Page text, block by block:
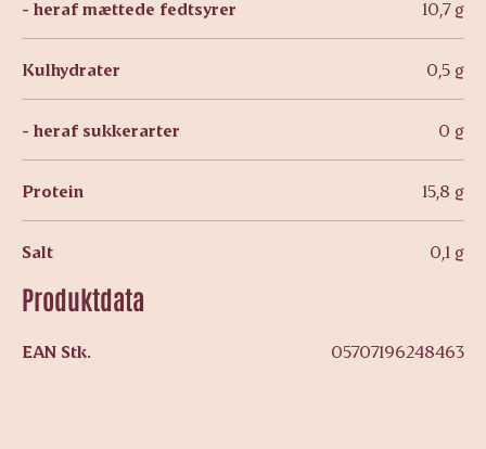
- heraf mættede fedtsyrer 10,7 g
Kulhydrater 0,5 g
- heraf sukkerarter 0 g
Protein 15,8 g
Salt 0,1 g
Produktdata
EAN Stk. 05707196248463